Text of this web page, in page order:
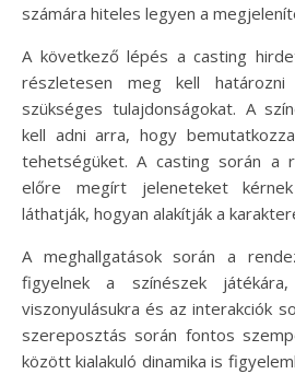
számára hiteles legyen a
A következő lépés a casting
részletesen meg kell
szükséges tulajdonságokat. A
kell adni arra, hogy
tehetségüket. A casting során a
előre megírt jeleneteket
láthatják, hogyan alakítják a
A meghallgatások során a
figyelnek a színészek
viszonyulásukra és az interakciók
szereposztás során fontos
között kialakuló dinamika is